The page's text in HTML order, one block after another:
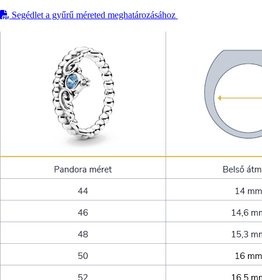
Segédlet a gyűrű méreted meghatározásához